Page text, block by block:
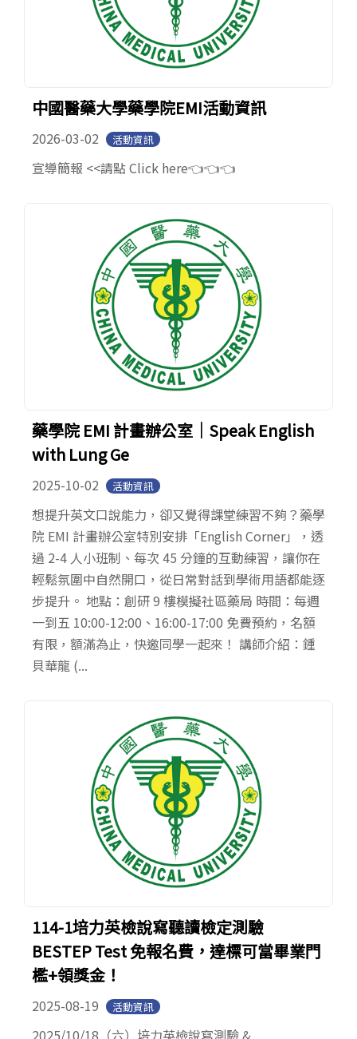
中國醫藥大學藥學院EMI活動資訊
2026-03-02 活動資訊
宣導簡報 <<請點 Click here👈👈👈
藥學院 EMI 計畫辦公室│Speak English
with Lung Ge
2025-10-02 活動資訊
想提升英文口說能力，卻又覺得課堂練習不夠？藥學
院 EMI 計畫辦公室特別安排「English Corner」，透
過 2-4 人小班制、每次 45 分鐘的互動練習，讓你在
輕鬆氛圍中自然開口，從日常對話到學術用語都能逐
步提升。 地點：創研 9 樓模擬社區藥局 時間：每週
一到五 10:00-12:00、16:00-17:00 免費預約，名額
有限，額滿為止，快邀同學一起來！ 講師介紹：鍾
貝華龍 (...
114-1培力英檢說寫聽讀檢定測驗
BESTEP Test 免報名費，達標可當畢業門
檻+領獎金！
2025-08-19 活動資訊
2025/10/18（六）培力英檢說寫測驗 &